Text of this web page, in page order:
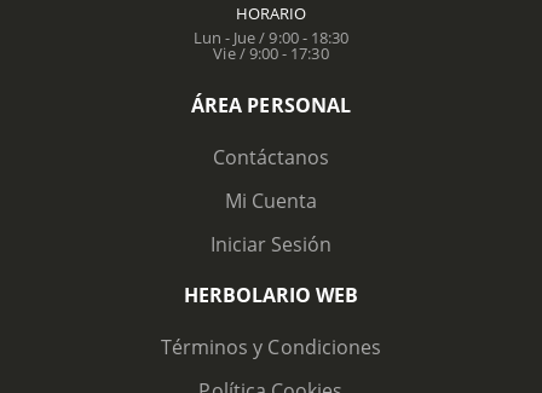
HORARIO
Lun - Jue / 9:00 - 18:30
Vie / 9:00 - 17:30
ÁREA PERSONAL
Contáctanos
Mi Cuenta
Iniciar Sesión
HERBOLARIO WEB
Términos y Condiciones